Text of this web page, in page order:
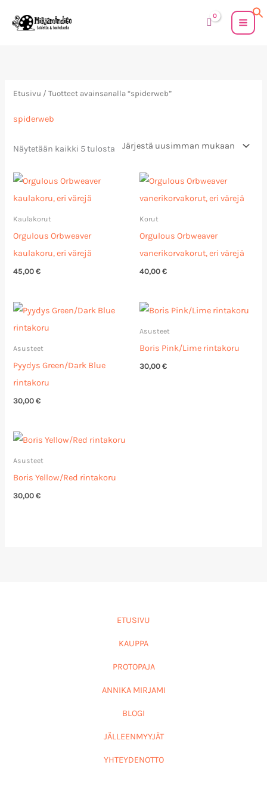
sisältöön
Etusivu / Tuotteet avainsanalla “spiderweb”
spiderweb
Näytetään kaikki 5 tulosta
Kaulakorut
Orgulous Orbweaver
kaulakoru, eri värejä
45,00€
Korut
Orgulous Orbweaver
vanerikorvakorut, eri värejä
40,00 €
Asusteet
Pyydys Green/Dark Blue
rintakoru
30,00€
Asusteet
Boris Pink/Lime rintakoru
30,00 €
Asusteet
Boris Yellow/Red rintakoru
30,00€
ETUSIVU
KAUPPA
PROTOPAJA
ANNIKA MIRJAMI
BLOGI
JÄLLEENMYYJÄT
YHTEYDENOTTO